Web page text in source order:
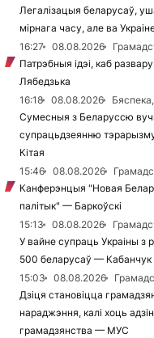
Легалізацыя беларусаў,
мірнага часу, але ва
16:27
08.08.2026
Патрэбныя ідэі, каб
Лябедзька
16:18
08.08.2026
Сумесныя з Беларуссю
супрацьдзеянню
Кітая
15:46
08.08.2026
Канферэнцыя "Новая
палітык" — Баркоўскі
15:13
08.08.2026
У вайне супраць Украіны з
500 беларусаў — Кабанчук
15:03
08.08.2026
Дзіця становіцца
нараджэння, калі хоць
грамадзянства — МУС